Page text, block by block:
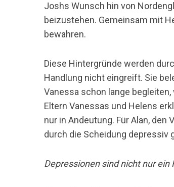
Joshs Wunsch hin von
beizustehen. Gemeinsam mit
bewahren.
Diese Hintergründe werden
Handlung nicht eingreift. Sie
Vanessa schon lange
Eltern Vanessas und Helens
nur in Andeutung. Für Alan,
durch die Scheidung depressiv
Depressionen sind nicht nur
u
c
h
n
n
a
: